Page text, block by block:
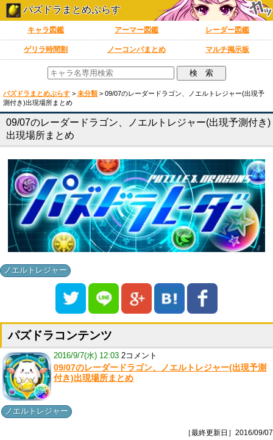
パズドラまとめぷらす
キャラ図鑑 アーマー図鑑 レーダー図鑑
ゲリラ時間割 ノーコンパまとめ マルチ掲示板
パズドラまとめぷらす > 未分類 > 09/07のレーダードラゴン、ノエルトレジャー(出現予
測付き)出現場所まとめ
09/07のレーダードラゴン、ノエルトレジャー(出現予測付き)
出現場所まとめ
ノエルトレジャー
パズドラコンテンツ
2016/9/7(水) 12:03 2コメント
09/07のレーダードラゴン、ノエルトレジャー(出現予測
付き)出現場所まとめ
ノエルトレジャー
［最終更新日］2016/09/07